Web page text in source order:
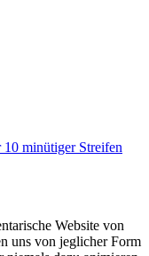
minütiger Streifen
Website von
uns von jeglicher Form